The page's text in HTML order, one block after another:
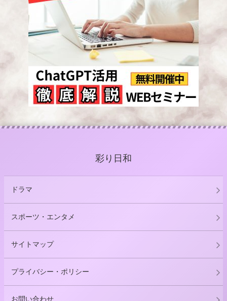
彩り日和
ドラマ
スポーツ・エンタメ
サイトマップ
プライバシー・ポリシー
お問い合わせ